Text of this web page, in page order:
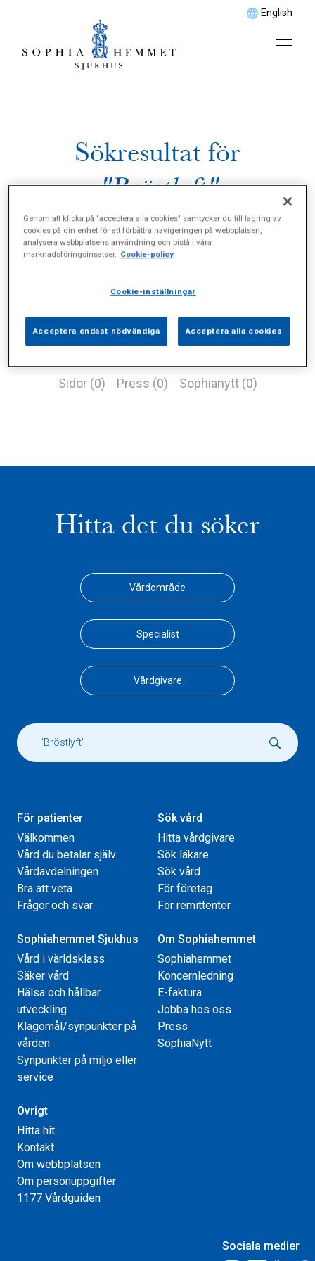
English
Sökresultat för
"Bröstlyft"
Sidor (0) Press (0) Sophianytt (0)
Hitta det du söker
Vårdområde
Specialist
Vårdgivare
För patienter
Välkommen
Vård du betalar själv
Vårdavdelningen
Bra att veta
Frågor och svar
Sök vård
Hitta vårdgivare
Sök läkare
Sök vård
För företag
För remittenter
Sophiahemmet Sjukhus
Vård i världsklass
Säker vård
Hälsa och hållbar
utveckling
Klagomål/synpunkter på
vården
Synpunkter på miljö eller
service
Om Sophiahemmet
Sophiahemmet
Koncernledning
E-faktura
Jobba hos oss
Press
SophiaNytt
Övrigt
Hitta hit
Kontakt
Om webbplatsen
Om personuppgifter
1177 Vårdguiden
Sociala medier
Genom att klicka på "acceptera alla cookies" samtycker du till lagring av
cookies på din enhet för att förbättra navigeringen på webbplatsen,
analysera webbplatsens användning och bistå i våra
marknadsföringsinsatser. Cookie-policy
Cookie-inställningar
Acceptera endast nödvändiga Acceptera alla cookies